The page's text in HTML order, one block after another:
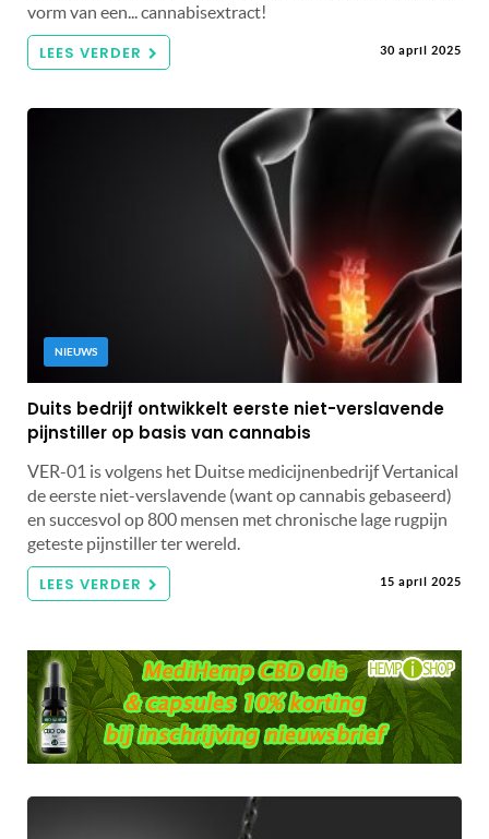
vorm van een... cannabisextract!
LEES VERDER 30 april 2025
NIEUWS
Duits bedrijf ontwikkelt eerste niet-verslavende
pijnstiller op basis van cannabis
VER-01 is volgens het Duitse medicijnenbedrijf Vertanical
de eerste niet-verslavende (want op cannabis gebaseerd)
en succesvol op 800 mensen met chronische lage rugpijn
geteste pijnstiller ter wereld.
LEES VERDER 15 april 2025